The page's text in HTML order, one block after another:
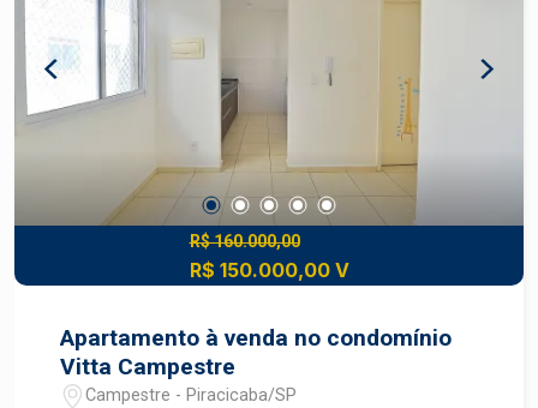
R$ 160.000,00
R$ 150.000,00 V
Apartamento à venda no condomínio
Vitta Campestre
Campestre - Piracicaba/SP